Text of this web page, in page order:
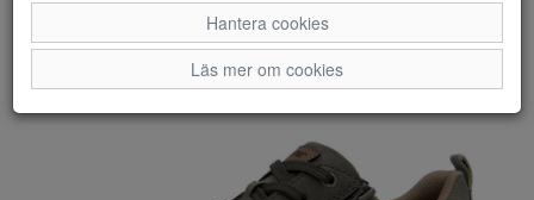
Hantera cookies
Läs mer om cookies